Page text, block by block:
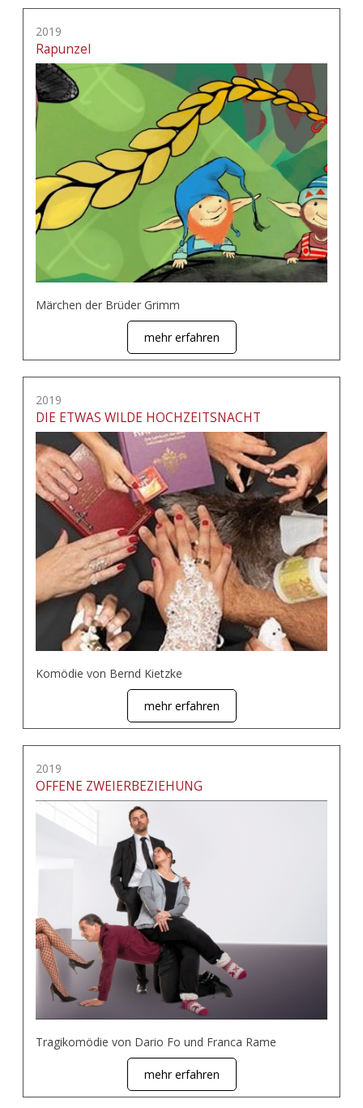
2019
Rapunzel
Märchen der Brüder Grimm
mehr erfahren
2019
DIE ETWAS WILDE HOCHZEITSNACHT
Komödie von Bernd Kietzke
mehr erfahren
2019
OFFENE ZWEIERBEZIEHUNG
Tragikomödie von Dario Fo und Franca Rame
mehr erfahren